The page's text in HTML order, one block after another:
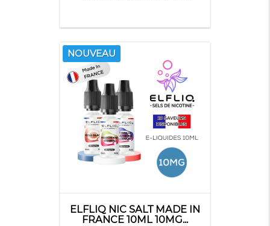
NOUVEAU
ELFLIQ NIC SALT MADE IN
FRANCE 10ML 10MG...